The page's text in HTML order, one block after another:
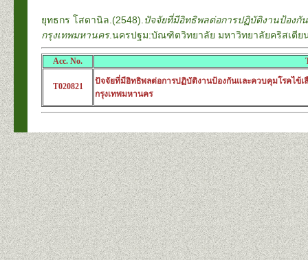
ยุทธกร โสดานิล.(2548). ปัจจัยที่มีอิทธิพลต่อการปฏิบัติงานป้องกั
กรุงเทพมหานคร.นครปฐม:บัณฑิตวิทยาลัย มหาวิทยาลัยคริสเตีย
Acc. No.
T020821
ปัจจัยที่มีอิทธิพลต่อการปฏิบัติงานป้องกันและควบคุมโรคไข้
กรุงเทพมหานคร